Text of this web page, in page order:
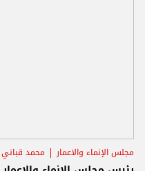
مجلس الإنماء والاعمار محمد قباني